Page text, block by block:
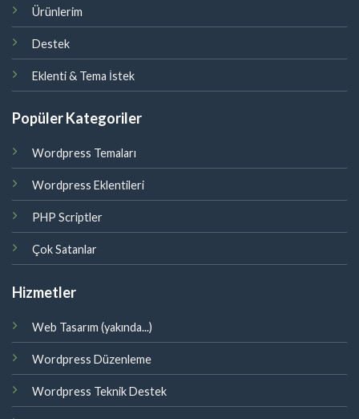
Ürünlerim
Destek
Eklenti & Tema İstek
Popüler Kategoriler
Wordpress Temaları
Wordpress Eklentileri
PHP Scriptler
Çok Satanlar
Hizmetler
Web Tasarım (yakında...)
Wordpress Düzenleme
Wordpress Teknik Destek